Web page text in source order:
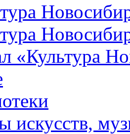
«Культура
искусств,